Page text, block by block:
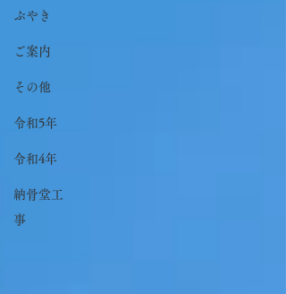
ぶやき
ご案内
その他
令和5年
令和4年
納骨堂工
事